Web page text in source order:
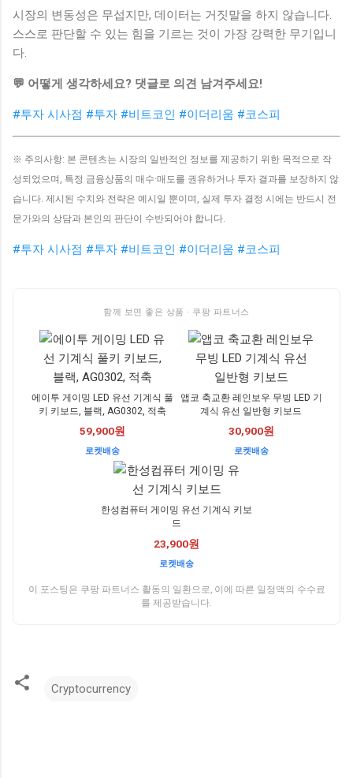
시장의 변동성은 무섭지만, 데이터는 거짓말을 하지 않습니다.
스스로 판단할 수 있는 힘을 기르는 것이 가장 강력한 무기입니
다.
💬 어떻게 생각하세요? 댓글로 의견 남겨주세요!
#투자 시사점 #투자 #비트코인 #이더리움 #코스피
※ 주의사항: 본 콘텐츠는 시장의 일반적인 정보를 제공하기 위한 목적으로 작
성되었으며, 특정 금융상품의 매수·매도를 권유하거나 투자 결과를 보장하지 않
습니다. 제시된 수치와 전략은 예시일 뿐이며, 실제 투자 결정 시에는 반드시 전
문가와의 상담과 본인의 판단이 수반되어야 합니다.
#투자 시사점 #투자 #비트코인 #이더리움 #코스피
함께 보면 좋은 상품 · 쿠팡 파트너스
에이투 게이밍 LED 유선 기계식 풀
키 키보드, 블랙, AG0302, 적축
59,900원
로켓배송
앱코 축교환 레인보우 무빙 LED 기
계식 유선 일반형 키보드
30,900원
로켓배송
한성컴퓨터 게이밍 유선 기계식 키보
드
23,900원
로켓배송
이 포스팅은 쿠팡 파트너스 활동의 일환으로, 이에 따른 일정액의 수수료
를 제공받습니다.
Cryptocurrency